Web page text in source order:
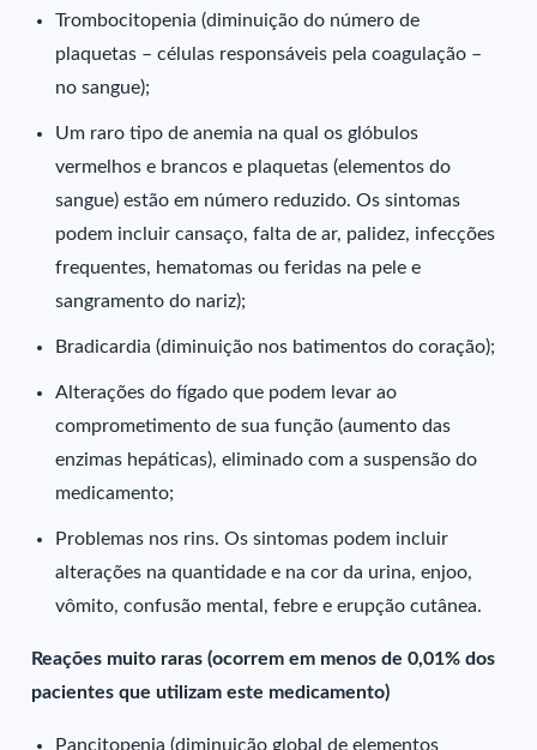
Trombocitopenia (diminuição do número de
plaquetas – células responsáveis pela coagulação –
no sangue);
Um raro tipo de anemia na qual os glóbulos
vermelhos e brancos e plaquetas (elementos do
sangue) estão em número reduzido. Os sintomas
podem incluir cansaço, falta de ar, palidez, infecções
frequentes, hematomas ou feridas na pele e
sangramento do nariz);
Bradicardia (diminuição nos batimentos do coração);
Alterações do fígado que podem levar ao
comprometimento de sua função (aumento das
enzimas hepáticas), eliminado com a suspensão do
medicamento;
Problemas nos rins. Os sintomas podem incluir
alterações na quantidade e na cor da urina, enjoo,
vômito, confusão mental, febre e erupção cutânea.
Reações muito raras (ocorrem em menos de 0,01% dos
pacientes que utilizam este medicamento)
Pancitopenia (diminuição global de elementos